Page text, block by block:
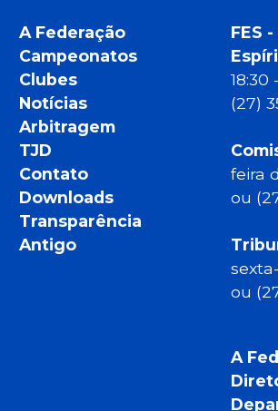
A Federação
Campeonatos
Clubes
Notícias
Arbitragem
TJD
Contato
Downloads
Transparência
Antigo
FES
(27)
feira
ou
ou
A